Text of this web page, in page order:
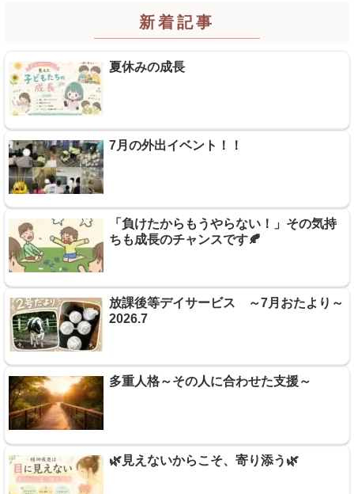
新着記事
夏休みの成長
7月の外出イベント！！
「負けたからもうやらない！」その気持
ちも成長のチャンスです🍂
放課後等デイサービス ～7月おたより～
2026.7
多重人格～その人に合わせた支援～
🌿見えないからこそ、寄り添う🌿